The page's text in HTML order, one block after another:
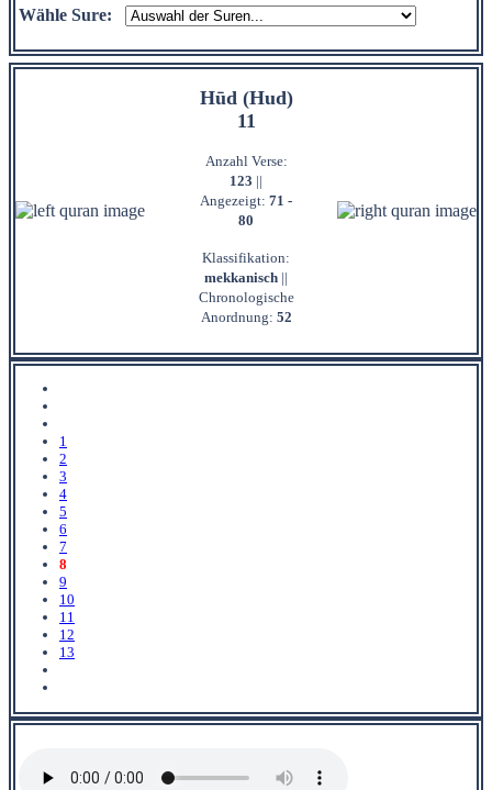
Wähle Sure:
Hūd (Hud)
11
Anzahl Verse:
123 ||
Angezeigt: 71 -
80
Klassifikation:
mekkanisch ||
Chronologische
Anordnung: 52
1
2
3
4
5
6
7
8
9
10
11
12
13